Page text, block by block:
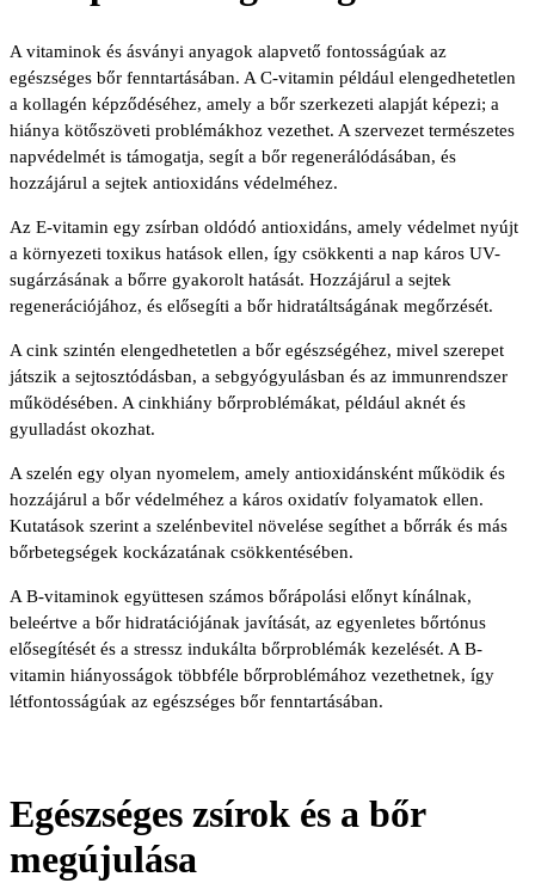
A vitaminok és ásványi anyagok alapvető fontosságúak az
egészséges bőr fenntartásában. A C-vitamin például elengedhetetlen
a kollagén képződéséhez, amely a bőr szerkezeti alapját képezi; a
hiánya kötőszöveti problémákhoz vezethet. A szervezet természetes
napvédelmét is támogatja, segít a bőr regenerálódásában, és
hozzájárul a sejtek antioxidáns védelméhez.
Az E-vitamin egy zsírban oldódó antioxidáns, amely védelmet nyújt
a környezeti toxikus hatások ellen, így csökkenti a nap káros UV-
sugárzásának a bőrre gyakorolt hatását. Hozzájárul a sejtek
regenerációjához, és elősegíti a bőr hidratáltságának megőrzését.
A cink szintén elengedhetetlen a bőr egészségéhez, mivel szerepet
játszik a sejtosztódásban, a sebgyógyulásban és az immunrendszer
működésében. A cinkhiány bőrproblémákat, például aknét és
gyulladást okozhat.
A szelén egy olyan nyomelem, amely antioxidánsként működik és
hozzájárul a bőr védelméhez a káros oxidatív folyamatok ellen.
Kutatások szerint a szelénbevitel növelése segíthet a bőrrák és más
bőrbetegségek kockázatának csökkentésében.
A B-vitaminok együttesen számos bőrápolási előnyt kínálnak,
beleértve a bőr hidratációjának javítását, az egyenletes bőrtónus
elősegítését és a stressz indukálta bőrproblémák kezelését. A B-
vitamin hiányosságok többféle bőrproblémához vezethetnek, így
létfontosságúak az egészséges bőr fenntartásában.
Egészséges zsírok és a bőr
megújulása